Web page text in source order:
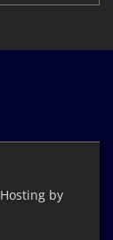
by